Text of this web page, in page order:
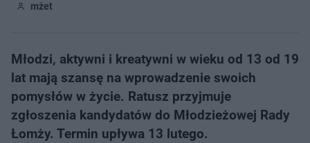
mżet
Młodzi, aktywni i kreatywni w wieku od 13 od 19
lat mają szansę na wprowadzenie swoich
pomysłów w życie. Ratusz przyjmuje
zgłoszenia kandydatów do Młodzieżowej Rady
Łomży. Termin upływa 13 lutego.